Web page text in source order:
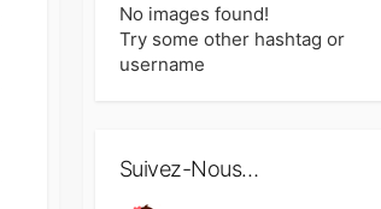
No images found!
Try some other hashtag or
username
Suivez-Nous…